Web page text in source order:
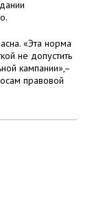
«Эта норма
не допустить
кампании»,–
правовой